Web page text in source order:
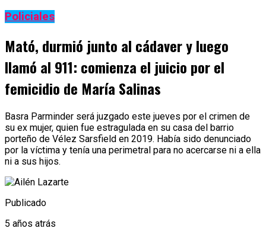
Policiales
Mató, durmió junto al cádaver y luego
llamó al 911: comienza el juicio por el
femicidio de María Salinas
Basra Parminder será juzgado este jueves por el crimen de
su ex mujer, quien fue estragulada en su casa del barrio
porteño de Vélez Sarsfield en 2019. Había sido denunciado
por la víctima y tenía una perimetral para no acercarse ni a ella
ni a sus hijos.
Publicado
5 años atrás